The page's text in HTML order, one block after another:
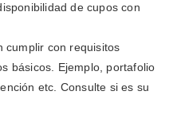
de cupos con
cumplir con requisitos
básicos. Ejemplo, portafolio
etc. Consulte si es su